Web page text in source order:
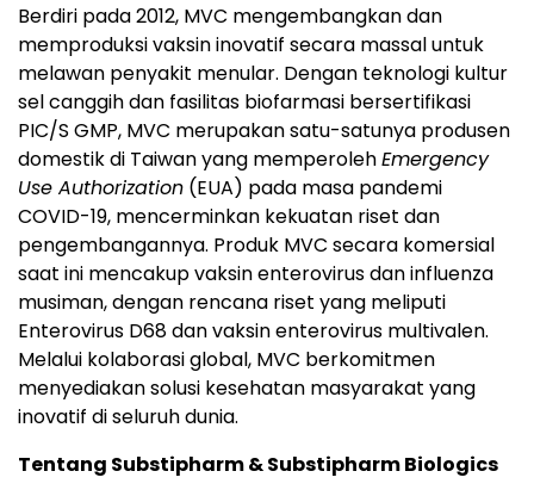
Berdiri pada 2012, MVC mengembangkan dan
memproduksi vaksin inovatif secara massal untuk
melawan penyakit menular. Dengan teknologi kultur
sel canggih dan fasilitas biofarmasi bersertifikasi
PIC/S GMP, MVC merupakan satu-satunya produsen
domestik di Taiwan yang memperolehEmergency
Use Authorization (EUA) pada masa pandemi
COVID-19, mencerminkan kekuatan riset dan
pengembangannya. Produk MVC secara komersial
saat ini mencakup vaksin enterovirus dan influenza
musiman, dengan rencana riset yang meliputi
Enterovirus D68 dan vaksin enterovirus multivalen.
Melalui kolaborasi global, MVC berkomitmen
menyediakan solusi kesehatan masyarakat yang
inovatif di seluruh dunia.
Tentang Substipharm & Substipharm Biologics